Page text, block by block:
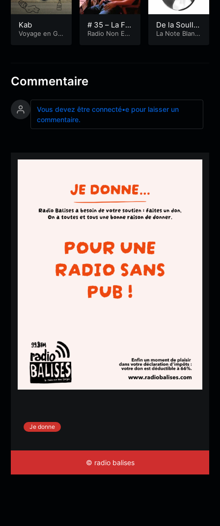
Kab
Voyage en Gal
# 35 – La Fr
ench Caress
Radio Non Edi
De la Soullll
!La Note Blanc
Commentaire
Vous devez être connecté•e pour laisser un
commentaire.
Je donne
© radio balises